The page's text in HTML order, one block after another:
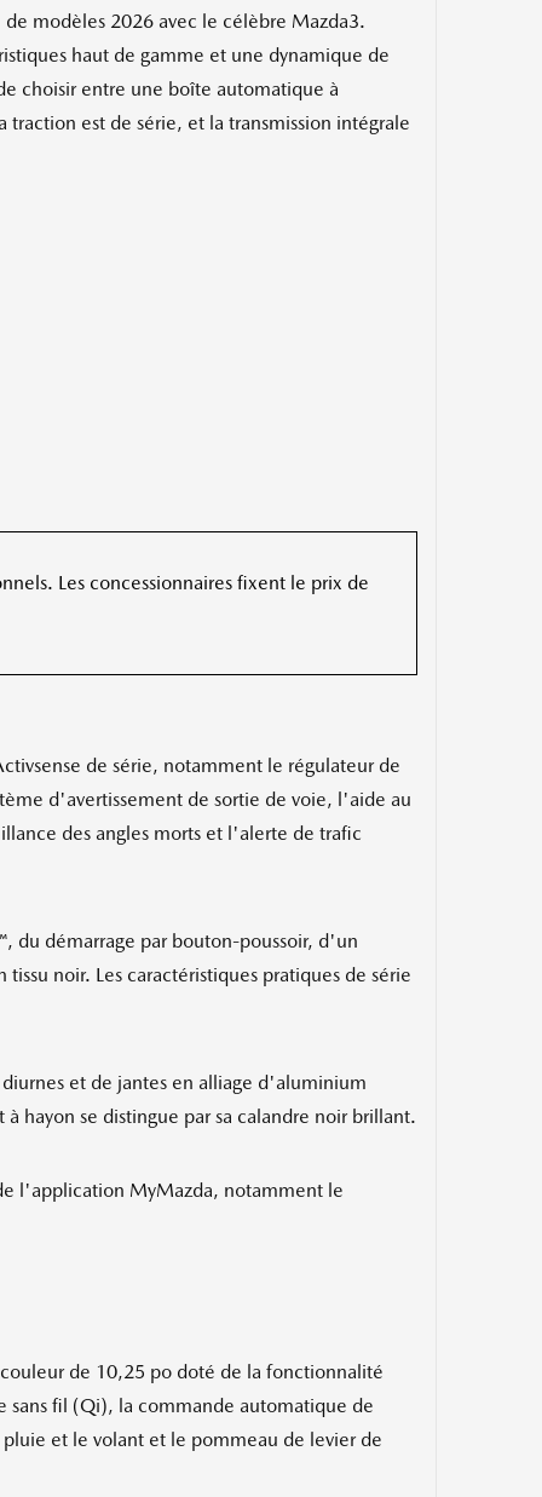
modèles 2026 avec le célèbre Mazda3.
haut de gamme et une dynamique de
choisir entre une boîte automatique à
traction est de série, et la transmission intégrale
Les concessionnaires fixent le prix de
de série, notamment le régulateur de
d'avertissement de sortie de voie, l'aide au
des angles morts et l'alerte de trafic
du démarrage par bouton-poussoir, d'un
noir. Les caractéristiques pratiques de série
et de jantes en alliage d'aluminium
hayon se distingue par sa calandre noir brillant.
l'application MyMazda, notamment le
de 10,25 po doté de la fonctionnalité
fil (Qi), la commande automatique de
pluie et le volant et le pommeau de levier de